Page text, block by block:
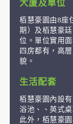
大廈及單位
栢慧豪園由8座
期）及栢慧豪
位。單位實用
四房都有，高
貌。
生活配套
栢慧豪園內設
浴池、、英式
此外，栢慧豪